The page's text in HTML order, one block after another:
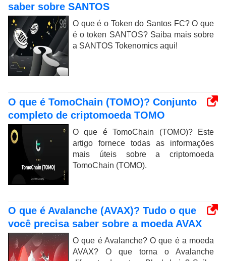
saber sobre SANTOS
O que é o Token do Santos FC? O que
é o token SANTOS? Saiba mais sobre
a SANTOS Tokenomics aqui!
O que é TomoChain (TOMO)? Conjunto
completo de criptomoeda TOMO
O que é TomoChain (TOMO)? Este
artigo fornece todas as informações
mais úteis sobre a criptomoeda
TomoChain (TOMO).
O que é Avalanche (AVAX)? Tudo o que
você precisa saber sobre a moeda AVAX
O que é Avalanche? O que é a moeda
AVAX? O que torna o Avalanche